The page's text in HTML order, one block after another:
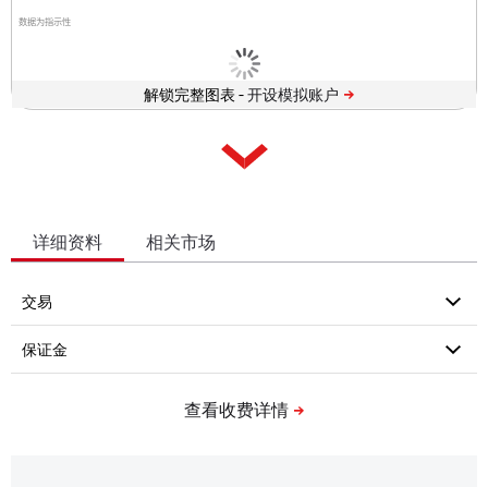
数据为指示性
解锁完整图表 -
详细资料 相关市场